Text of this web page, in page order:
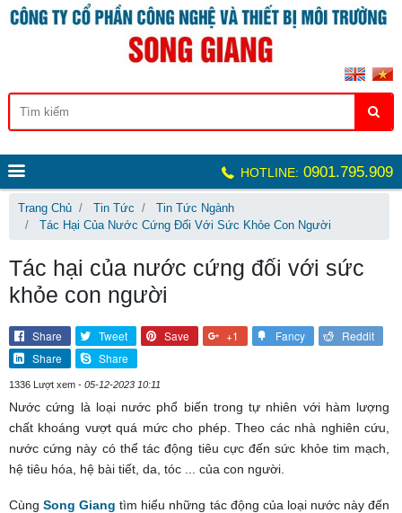
HOTLINE: 0901.795.909
Trang Chủ Tin Tức
Tin Tức Ngành
Tác Hại Của Nước Cứng Đối Với Sức Khỏe Con Người
Tác hại của nước cứng đối với sức
khỏe con người
Share Tweet Save +1 Fancy
Reddit
Share
Share
1336 Lượt xem - 05-12-2023 10:11
Nước cứng là loại nước phổ biến trong tự nhiên với hàm lượng
chất khoáng vượt quá mức cho phép. Theo các nhà nghiên cứu,
nước cứng này có thể tác động tiêu cực đến sức khỏe tim mạch,
hệ tiêu hóa, hệ bài tiết, da, tóc ... của con người.
CùngSong Giang tìm hiểu những tác động của loại nước này đến